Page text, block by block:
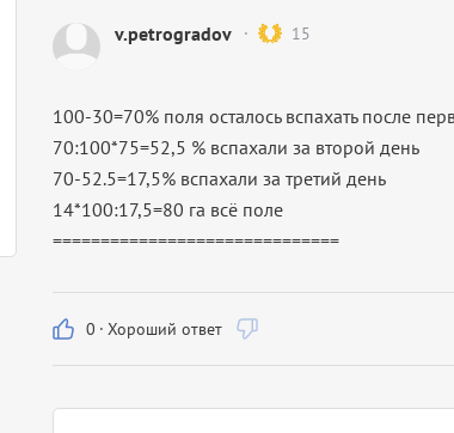
v.petrogradov 15
100-30=70% поля осталось вспахать после
70:100*75=52,5 % вспахали за второй день
70-52.5=17,5% вспахали за третий день
14*100:17,5=80 га всё поле
==============================
0 · Хороший ответ